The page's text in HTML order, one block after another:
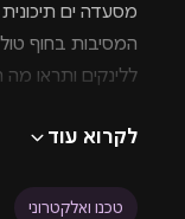
מסעדה ים
המסיבות בחוף
ללינקים ותראו
כל הפרטים
לפנות לאנשי
לקרוא עוד
טכנו ואלקטרוני